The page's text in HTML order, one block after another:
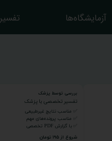
آزمایشگاه‌ها
بررسی توسط پزشک
تفسیر تخصصی با پزشک
✅ مناسب نتایج غیرطبیعی
✅ مناسب پرونده‌های مهم
✅ با گزارش PDF تخصصی
شروع از ۱۹۵ تومان